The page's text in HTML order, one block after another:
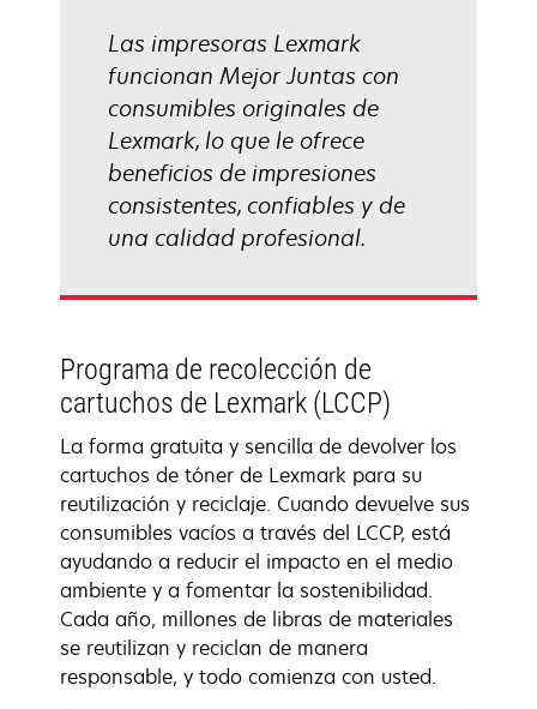
Las impresoras Lexmark
funcionan Mejor Juntas con
consumibles originales de
Lexmark, lo que le ofrece
beneficios de impresiones
consistentes, confiables y de
una calidad profesional.
Programa de recolección de
cartuchos de Lexmark (LCCP)
La forma gratuita y sencilla de devolver los
cartuchos de tóner de Lexmark para su
reutilización y reciclaje. Cuando devuelve sus
consumibles vacíos a través del LCCP, está
ayudando a reducir el impacto en el medio
ambiente y a fomentar la sostenibilidad.
Cada año, millones de libras de materiales
se reutilizan y reciclan de manera
responsable, y todo comienza con usted.